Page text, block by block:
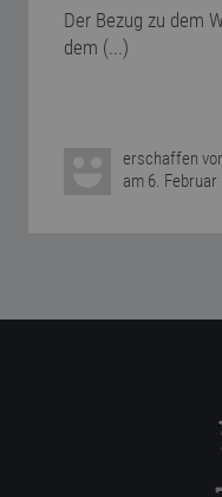
Der Bezug zu dem
dem (...)
erschaffen
am 6. Februar